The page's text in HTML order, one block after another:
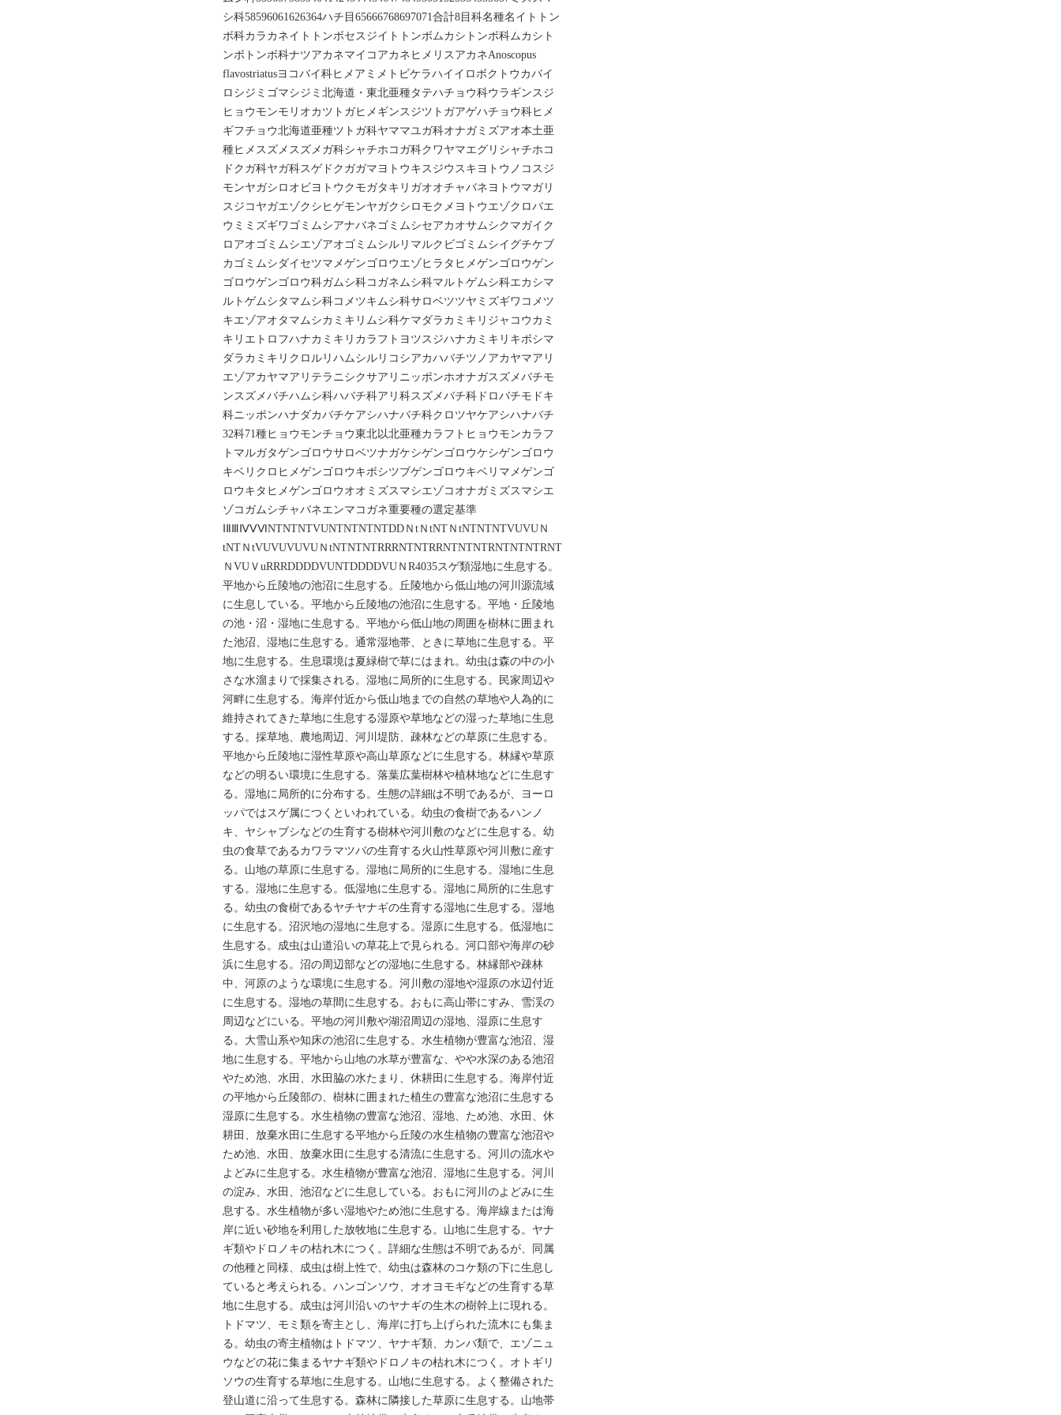
シ科58596061626364ハチ目65666768697071合計8目科名種名イトトン
ボ科カラカネイトトンボセスジイトトンボムカシトンボ科ムカシト
ンボトンボ科ナツアカネマイコアカネヒメリスアカネAnoscopus
flavostriatusヨコバイ科ヒメアミメトビケラハイイロボクトウカバイ
ロシジミゴマシジミ北海道・東北亜種タテハチョウ科ウラギンスジ
ヒョウモンモリオカツトガヒメギンスジツトガアゲハチョウ科ヒメ
ギフチョウ北海道亜種ツトガ科ヤママユガ科オナガミズアオ本土亜
種ヒメスズメスズメガ科シャチホコガ科クワヤマエグリシャチホコ
ドクガ科ヤガ科スゲドクガガマヨトウキスジウスキヨトウノコスジ
モンヤガシロオビヨトウクモガタキリガオオチャバネヨトウマガリ
スジコヤガエゾクシヒゲモンヤガクシロモクメヨトウエゾクロバエ
ウミミズギワゴミムシアナバネゴミムシセアカオサムシクマガイク
ロアオゴミムシエゾアオゴミムシルリマルクビゴミムシイグチケブ
カゴミムシダイセツマメゲンゴロウエゾヒラタヒメゲンゴロウゲン
ゴロウゲンゴロウ科ガムシ科コガネムシ科マルトゲムシ科エカシマ
ルトゲムシタマムシ科コメツキムシ科サロベツツヤミズギワコメツ
キエゾアオタマムシカミキリムシ科ケマダラカミキリジャコウカミ
キリエトロフハナカミキリカラフトヨツスジハナカミキリキボシマ
ダラカミキリクロルリハムシルリコシアカハバチツノアカヤマアリ
エゾアカヤマアリテラニシクサアリニッポンホオナガスズメバチモ
ンスズメバチハムシ科ハバチ科アリ科スズメバチ科ドロバチモドキ
科ニッポンハナダカバチケアシハナバチ科クロツヤケアシハナバチ
32科71種ヒョウモンチョウ東北以北亜種カラフトヒョウモンカラフ
トマルガタゲンゴロウサロベツナガケシゲンゴロウケシゲンゴロウ
キベリクロヒメゲンゴロウキボシツブゲンゴロウキベリマメゲンゴ
ロウキタヒメゲンゴロウオオミズスマシエゾコオナガミズスマシエ
ゾコガムシチャバネエンマコガネ重要種の選定基準
ⅠⅡⅢⅣⅤⅥNTNTNTVUNTNTNTNTDDＮtＮtNTＮtNTNTNTVUVUＮ
tNTＮtVUVUVUVUＮtNTNTNTRRRNTNTRRNTNTNTRNTNTNTRNT
ＮVUＶuRRRDDDDVUNTDDDDVUＮR4035スゲ類湿地に生息する。
平地から丘陵地の池沼に生息する。丘陵地から低山地の河川源流域
に生息している。平地から丘陵地の池沼に生息する。平地・丘陵地
の池・沼・湿地に生息する。平地から低山地の周囲を樹林に囲まれ
た池沼、湿地に生息する。通常湿地帯、ときに草地に生息する。平
地に生息する。生息環境は夏緑樹で草にはまれ。幼虫は森の中の小
さな水溜まりで採集される。湿地に局所的に生息する。民家周辺や
河畔に生息する。海岸付近から低山地までの自然の草地や人為的に
維持されてきた草地に生息する湿原や草地などの湿った草地に生息
する。採草地、農地周辺、河川堤防、疎林などの草原に生息する。
平地から丘陵地に湿性草原や高山草原などに生息する。林縁や草原
などの明るい環境に生息する。落葉広葉樹林や植林地などに生息す
る。湿地に局所的に分布する。生態の詳細は不明であるが、ヨーロ
ッパではスゲ属につくといわれている。幼虫の食樹であるハンノ
キ、ヤシャブシなどの生育する樹林や河川敷のなどに生息する。幼
虫の食草であるカワラマツバの生育する火山性草原や河川敷に産す
る。山地の草原に生息する。湿地に局所的に生息する。湿地に生息
する。湿地に生息する。低湿地に生息する。湿地に局所的に生息す
る。幼虫の食樹であるヤチヤナギの生育する湿地に生息する。湿地
に生息する。沼沢地の湿地に生息する。湿原に生息する。低湿地に
生息する。成虫は山道沿いの草花上で見られる。河口部や海岸の砂
浜に生息する。沼の周辺部などの湿地に生息する。林縁部や疎林
中、河原のような環境に生息する。河川敷の湿地や湿原の水辺付近
に生息する。湿地の草間に生息する。おもに高山帯にすみ、雪渓の
周辺などにいる。平地の河川敷や湖沼周辺の湿地、湿原に生息す
る。大雪山系や知床の池沼に生息する。水生植物が豊富な池沼、湿
地に生息する。平地から山地の水草が豊富な、やや水深のある池沼
やため池、水田、水田脇の水たまり、休耕田に生息する。海岸付近
の平地から丘陵部の、樹林に囲まれた植生の豊富な池沼に生息する
湿原に生息する。水生植物の豊富な池沼、湿地、ため池、水田、休
耕田、放棄水田に生息する平地から丘陵の水生植物の豊富な池沼や
ため池、水田、放棄水田に生息する清流に生息する。河川の流水や
よどみに生息する。水生植物が豊富な池沼、湿地に生息する。河川
の淀み、水田、池沼などに生息している。おもに河川のよどみに生
息する。水生植物が多い湿地やため池に生息する。海岸線または海
岸に近い砂地を利用した放牧地に生息する。山地に生息する。ヤナ
ギ類やドロノキの枯れ木につく。詳細な生態は不明であるが、同属
の他種と同様、成虫は樹上性で、幼虫は森林のコケ類の下に生息し
ていると考えられる。ハンゴンソウ、オオヨモギなどの生育する草
地に生息する。成虫は河川沿いのヤナギの生木の樹幹上に現れる。
トドマツ、モミ類を寄主とし、海岸に打ち上げられた流木にも集ま
る。幼虫の寄主植物はトドマツ、ヤナギ類、カンバ類で、エゾニュ
ウなどの花に集まるヤナギ類やドロノキの枯れ木につく。オトギリ
ソウの生育する草地に生息する。山地に生息する。よく整備された
登山道に沿って生息する。森林に隣接した草原に生息する。山地帯